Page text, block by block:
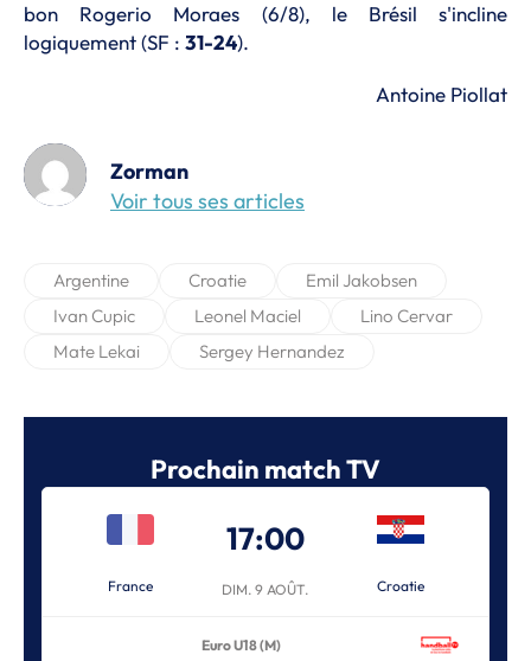
bon Rogerio Moraes (6/8), le Brésil s'incline
logiquement (SF : 31-24).
Antoine Piollat
Zorman
Voir tous ses articles
Argentine Croatie
Emil Jakobsen
Ivan Cupic
Leonel Maciel
Lino Cervar
Mate Lekai
Sergey Hernandez
Prochain match TV
France
17:00
DIM. 9 AOÛT. Croatie
Euro U18 (M)